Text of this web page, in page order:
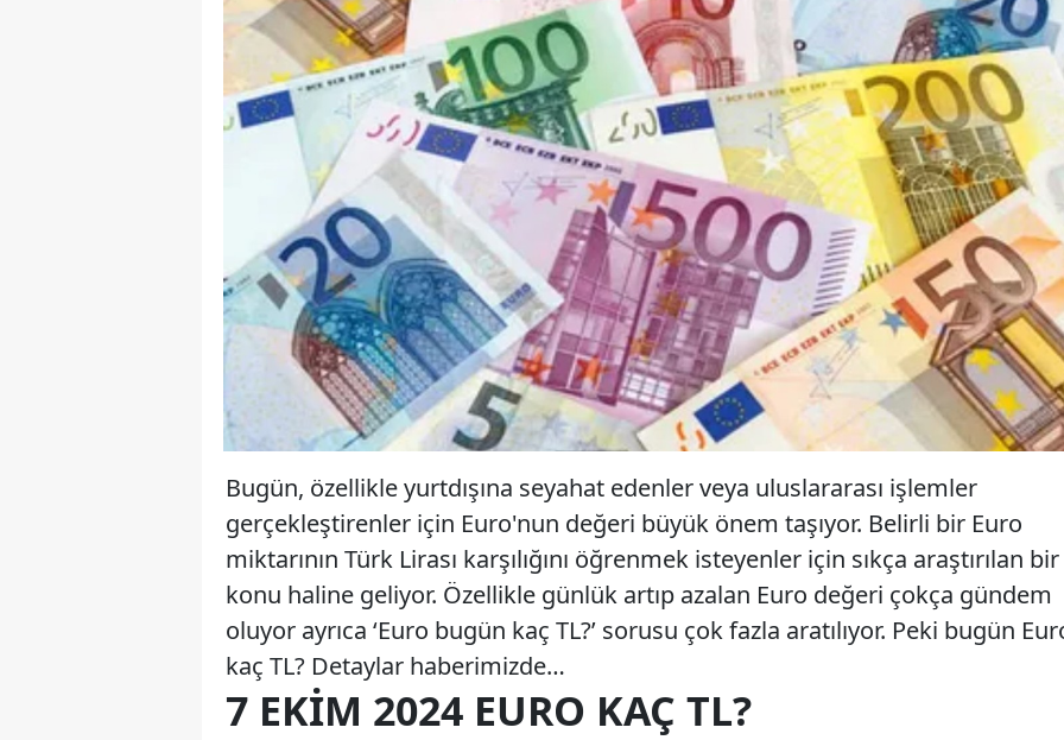
Bugün, özellikle yurtdışına seyahat edenler veya uluslararası işlemler
gerçekleştirenler için Euro'nun değeri büyük önem taşıyor. Belirli bir Euro
miktarının Türk Lirası karşılığını öğrenmek isteyenler için sıkça araştırılan bir
konu haline geliyor. Özellikle günlük artıp azalan Euro değeri çokça gündem
oluyor ayrıca ‘Euro bugün kaç TL?’ sorusu çok fazla aratılıyor. Peki bugün
kaç TL? Detaylar haberimizde…
7 EKIM 2024 EURO KAÇ TL?